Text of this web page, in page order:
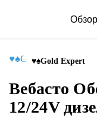
♥♠Gold Expert
Вебасто
12/24V